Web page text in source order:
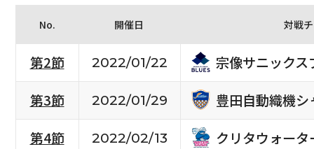
No. 開催日 対戦
第2節 2022/01/22
宗像サニックス
第3節
2022/01/29
豊田自動織機
第4節
2022/02/13
クリタウォー